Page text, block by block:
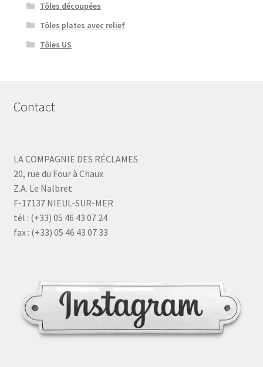
Tôles découpées
Tôles plates avec relief
Tôles US
Contact
LA COMPAGNIE DES RÉCLAMES
20, rue du Four à Chaux
Z.A. Le Nalbret
F-17137 NIEUL-SUR-MER
tél : (+33) 05 46 43 07 24
fax : (+33) 05 46 43 07 33